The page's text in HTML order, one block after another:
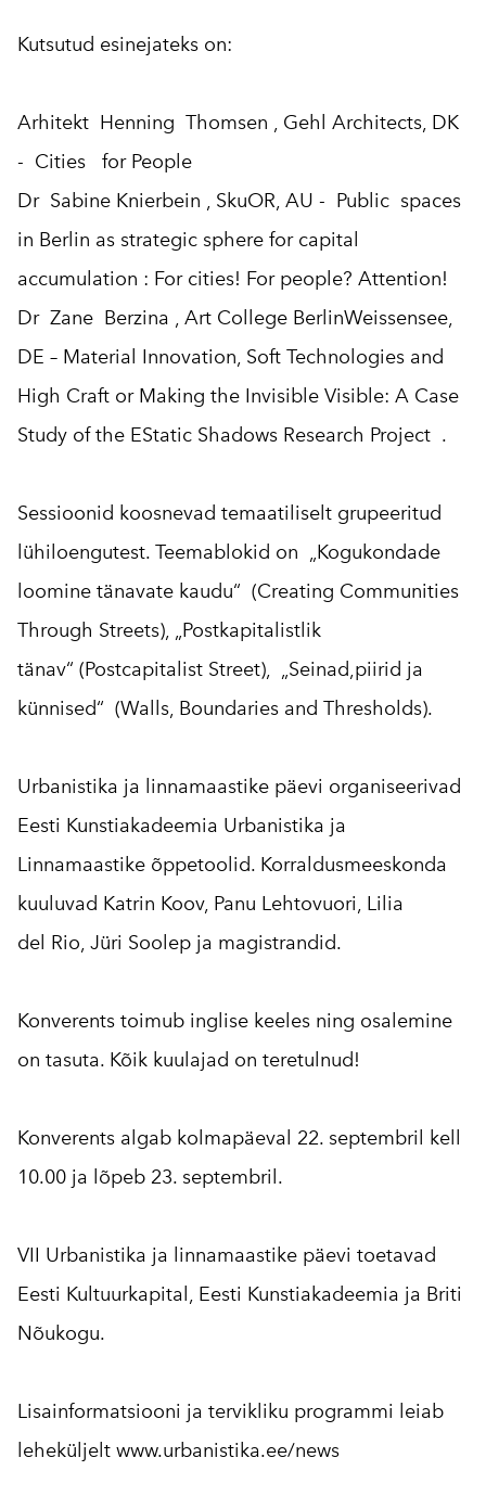
Kutsutud esinejateks on:
Arhitekt Henning Thomsen , Gehl Architects, DK
- Cities for People
Dr Sabine Knierbein , SkuOR, AU - Public spaces
in Berlin as strategic sphere for capital
accumulation : For cities! For people? Attention!
Dr Zane Berzina , Art College BerlinWeissensee,
DE – Material Innovation, Soft Technologies and
High Craft or Making the Invisible Visible: A Case
Study of the EStatic Shadows Research Project .
Sessioonid koosnevad temaatiliselt grupeeritud
lühiloengutest. Teemablokid on „Kogukondade
loomine tänavate kaudu“ (Creating Communities
Through Streets), „Postkapitalistlik
tänav“ (Postcapitalist Street), „Seinad,piirid ja
künnised“ (Walls, Boundaries and Thresholds).
Urbanistika ja linnamaastike päevi organiseerivad
Eesti Kunstiakadeemia Urbanistika ja
Linnamaastike õppetoolid. Korraldusmeeskonda
kuuluvad Katrin Koov, Panu Lehtovuori, Lilia
del Rio, Jüri Soolep ja magistrandid.
Konverents toimub inglise keeles ning osalemine
on tasuta. Kõik kuulajad on teretulnud!
Konverents algab kolmapäeval 22. septembril kell
10.00 ja lõpeb 23. septembril.
VII Urbanistika ja linnamaastike päevi toetavad
Eesti Kultuurkapital, Eesti Kunstiakadeemia ja Briti
Nõukogu.
Lisainformatsiooni ja tervikliku programmi leiab
leheküljelt www.urbanistika.ee/news